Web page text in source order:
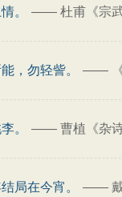
。 —— 杜甫《宗
，勿轻訾。 ——
。 —— 曹植《杂
局在今宵。 ——